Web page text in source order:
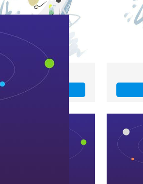
东风天锦洒水车
点击详情